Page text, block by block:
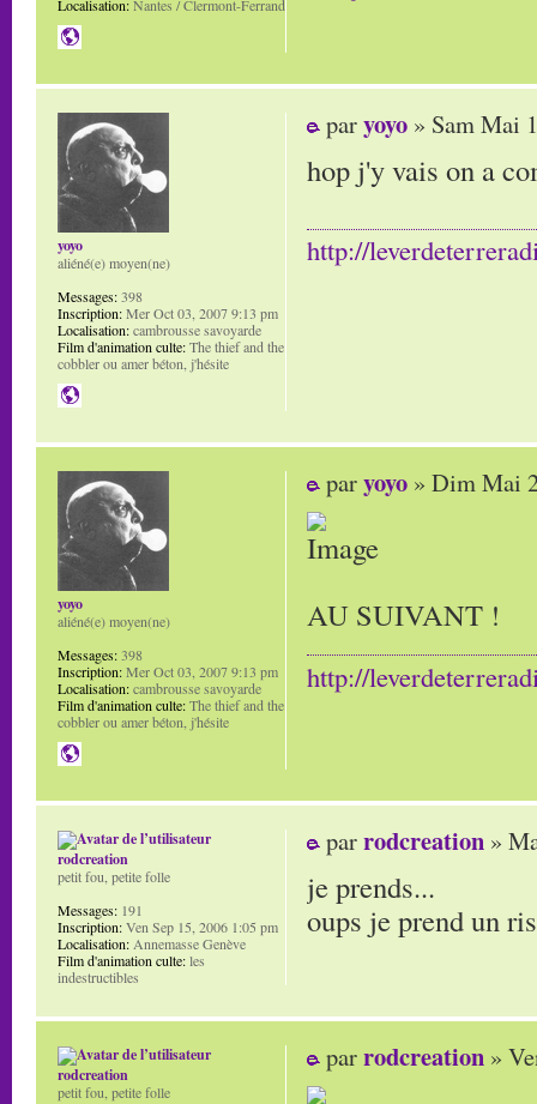
Localisation:Nantes / Clermont-Ferrand
paryoyo » Sam Mai
hop j'y vais on a
http://
yoyo
aliéné(e) moyen(ne)
Messages:398
Inscription:Mer Oct 03, 2007 9:13 pm
Localisation:cambrousse savoyarde
Film d'animation culte:The thief and the
cobbler ou amer béton, j'hésite
paryoyo » Dim Mai
AU SUIVANT !
http://
yoyo
aliéné(e) moyen(ne)
Messages:398
Inscription:Mer Oct 03, 2007 9:13 pm
Localisation:cambrousse savoyarde
Film d'animation culte:The thief and the
cobbler ou amer béton, j'hésite
parrodcreation »
je prends...
oups je prend un
rodcreation
petit fou, petite folle
Messages: 191
Inscription:Ven Sep 15, 2006 1:05 pm
Localisation: Annemasse Genève
Film d'animation culte:les
indestructibles
parrodcreation »
rodcreation
petit fou, petite folle